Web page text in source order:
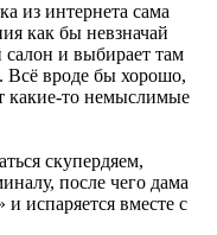
из интернета сама
как бы невзначай
салон и выбирает там
вроде бы хорошо,
какие-то немыслимые
скупердяем,
после чего дама
испаряется вместе с